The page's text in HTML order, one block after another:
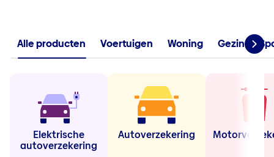
Alle producten Voertuigen Woning Gezin
Elektrische
autoverzekering
Autoverzekering